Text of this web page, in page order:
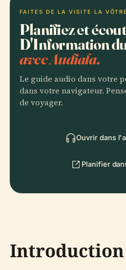
FAITES DE LA VISITE LA VÔTRE
Planifiez et
D'Information
avec Audiala.
Le guide audio dans votre
dans votre navigateur.
de voyager.
Ouvrir dans
Planifier
Introduction